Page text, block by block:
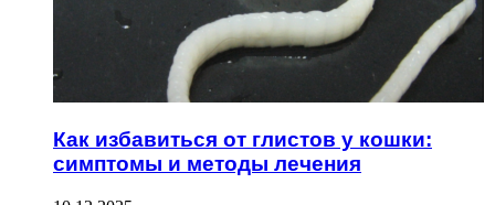
Как избавиться от глистов у кошки:
симптомы и методы лечения